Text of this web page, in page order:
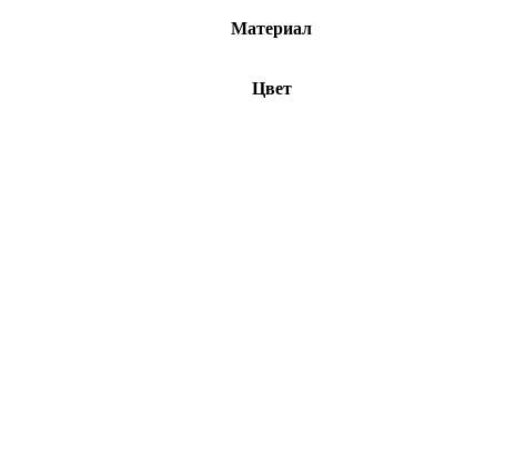
Материал
Цвет